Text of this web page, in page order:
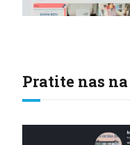
Pratite nas